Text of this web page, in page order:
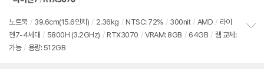
노트북 / 39.6cm(15.6인치) / 2.36kg / NTSC: 72% / 300nit / AMD / 라이
젠7-4세대 / 5800H (3.2GHz) / RTX3070 / VRAM: 8GB / 64GB / 램 교체:
가능 / 용량: 512GB